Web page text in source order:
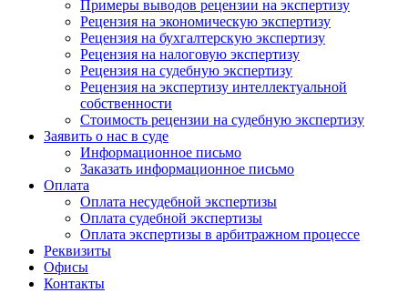
Примеры выводов рецензии на экспертизу
Рецензия на экономическую экспертизу
Рецензия на бухгалтерскую экспертизу
Рецензия на налоговую экспертизу
Рецензия на судебную экспертизу
Рецензия на экспертизу интеллектуальной
собственности
Стоимость рецензии на судебную экспертизу
Заявить о нас в суде
Информационное письмо
Заказать информационное письмо
Оплата
Оплата несудебной экспертизы
Оплата судебной экспертизы
Оплата экспертизы в арбитражном процессе
Реквизиты
Офисы
Контакты